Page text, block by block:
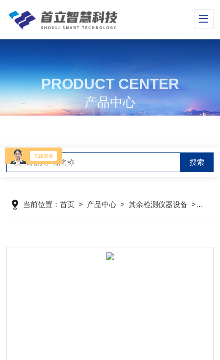
PRODUCT CENTER
产品中心
当前位置：首页 > 产品中心 >其余检测仪器设备 > 施泰